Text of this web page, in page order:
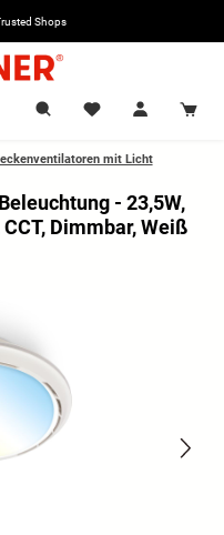
Shops
mit Licht
- 23,5W,
Dimmbar, Weiß